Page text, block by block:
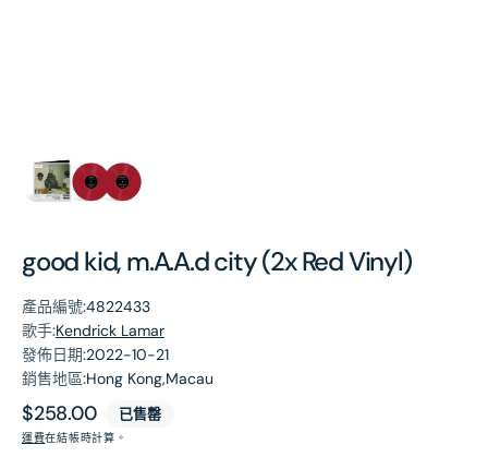
good kid, m.A.A.d city (2x Red Vinyl)
產品編號:4822433
歌手:Kendrick Lamar
發佈日期:2022-10-21
銷售地區:Hong Kong,Macau
原
價
$258.00 已售罄
運費在結帳時計算。